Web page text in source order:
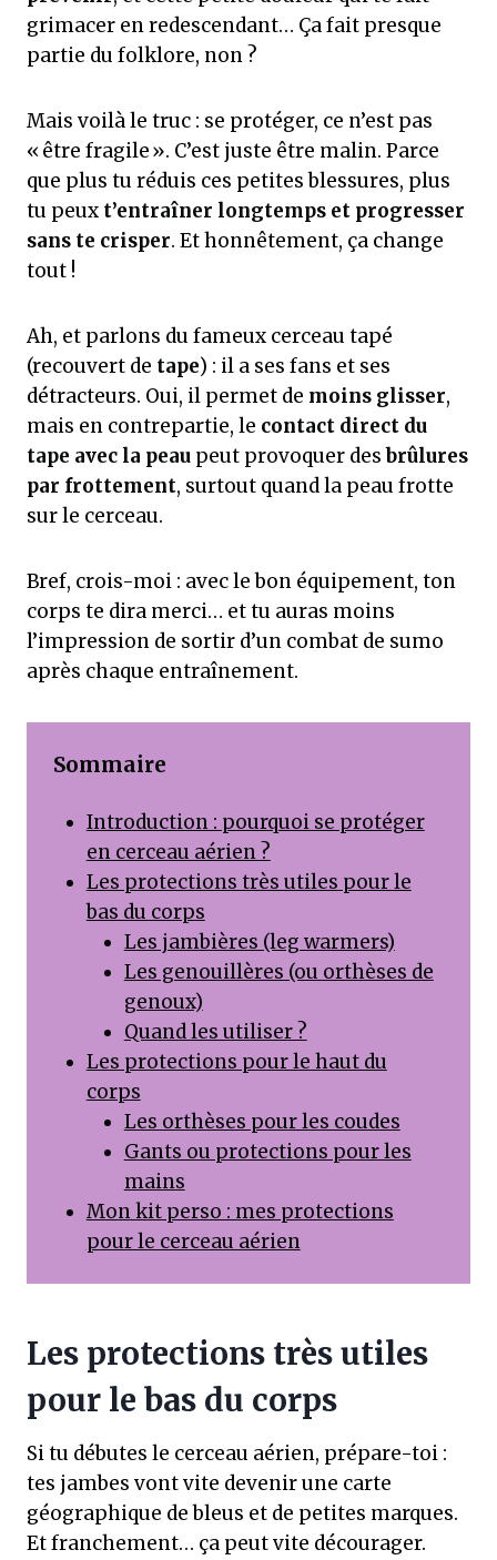
grimacer en redescendant… Ça fait presque
partie du folklore, non ?
Mais voilà le truc : se protéger, ce n’est pas
« être fragile ». C’est juste être malin. Parce
que plus tu réduis ces petites blessures, plus
tu peux t’entraîner longtemps et progresser
sans te crisper. Et honnêtement, ça change
tout !
Ah, et parlons du fameux cerceau tapé
(recouvert de tape) : il a ses fans et ses
détracteurs. Oui, il permet de moins glisser,
mais en contrepartie, le contact direct du
tape avec la peau peut provoquer desbrûlures
par frottement, surtout quand la peau frotte
sur le cerceau.
Bref, crois-moi : avec le bon équipement, ton
corps te dira merci… et tu auras moins
l’impression de sortir d’un combat de sumo
après chaque entraînement.
Sommaire
Introduction : pourquoi se protéger
en cerceau aérien ?
Les protections très utiles pour le
bas du corps
Les jambières (leg warmers)
Les genouillères (ou orthèses de
genoux)
Quand les utiliser ?
Les protections pour le haut du
corps
Les orthèses pour les coudes
Gants ou protections pour les
mains
Mon kit perso : mes protections
pour le cerceau aérien
Les protections très utiles
pour le bas du corps
Si tu débutes le cerceau aérien, prépare-toi :
tes jambes vont vite devenir une carte
géographique de bleus et de petites marques.
Et franchement… ça peut vite décourager.